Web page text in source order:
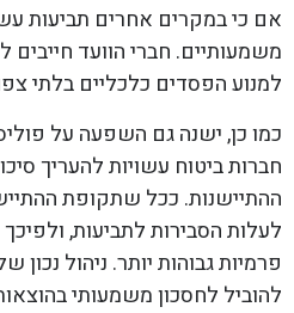
אם כי במקרים אחרים תביעות
משמעותיים. חברי הוועד חייבים
למנוע הפסדים כלכליים בלתי
כמו כן, ישנה גם השפעה על
חברות ביטוח עשויות להעריך
ההתיישנות. ככל שתקופת
לעלות הסבירות לתביעות,
פרמיות גבוהות יותר. ניהול נכון
להוביל לחסכון משמעותי